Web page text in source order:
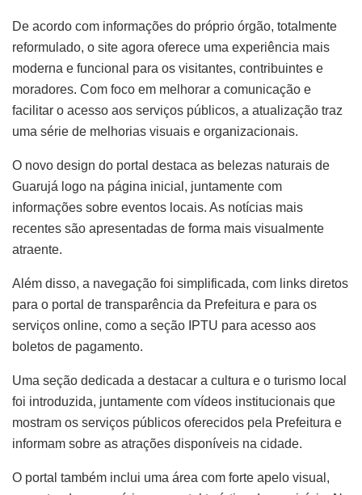
De acordo com informações do próprio órgão, totalmente
reformulado, o site agora oferece uma experiência mais
moderna e funcional para os visitantes, contribuintes e
moradores. Com foco em melhorar a comunicação e
facilitar o acesso aos serviços públicos, a atualização traz
uma série de melhorias visuais e organizacionais.
O novo design do portal destaca as belezas naturais de
Guarujá logo na página inicial, juntamente com
informações sobre eventos locais. As notícias mais
recentes são apresentadas de forma mais visualmente
atraente.
Além disso, a navegação foi simplificada, com links diretos
para o portal de transparência da Prefeitura e para os
serviços online, como a seção IPTU para acesso aos
boletos de pagamento.
Uma seção dedicada a destacar a cultura e o turismo local
foi introduzida, juntamente com vídeos institucionais que
mostram os serviços públicos oferecidos pela Prefeitura e
informam sobre as atrações disponíveis na cidade.
O portal também inclui uma área com forte apelo visual,